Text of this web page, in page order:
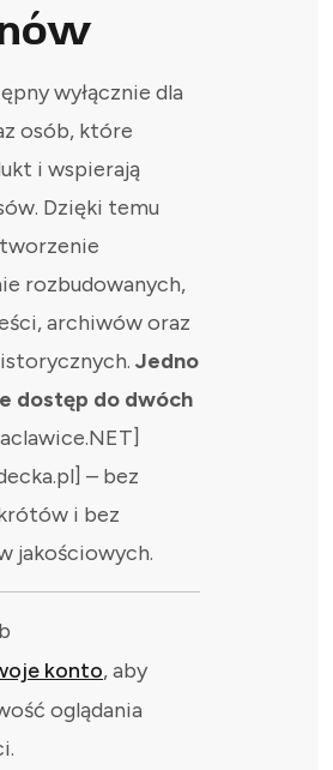
wyłącznie dla
osób, które
i wspierają
Dzięki temu
rozbudowanych,
archiwów oraz
Jedno
dostęp do dwóch
– bez
i bez
jakościowych.
konto, aby
oglądania